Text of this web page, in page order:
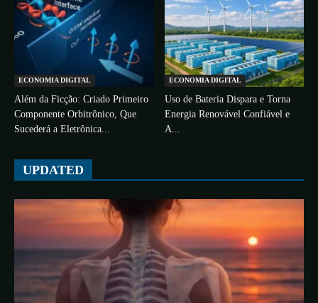
ECONOMIA DIGITAL
Além da Ficção: Criado Primeiro
Componente Orbitrônico, Que
Sucederá a Eletrônica...
ECONOMIA DIGITAL
Uso de Bateria Dispara e Torna
Energia Renovável Confiável e
A...
UPDATED